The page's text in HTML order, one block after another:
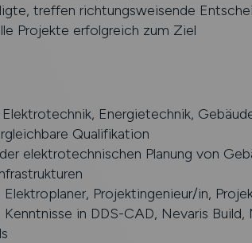
treffen richtungsweisende
Projekte erfolgreich zum Ziel
Energietechnik,
Qualifikation
elektrotechnischen Planung von
Elektroplaner, Projektingenieur/in,
Kenntnisse in DDS-CAD, Nevaris